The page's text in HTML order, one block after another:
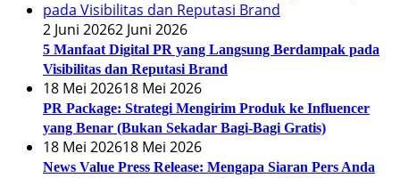
2 Juni 20262 Juni 2026
5 Manfaat Digital PR yang Langsung Berdampak pada
Visibilitas dan Reputasi Brand
18 Mei 202618 Mei 2026
PR Package: Strategi Mengirim Produk ke Influencer
yang Benar (Bukan Sekadar Bagi-Bagi Gratis)
18 Mei 202618 Mei 2026
News Value Press Release: Mengapa Siaran Pers Anda